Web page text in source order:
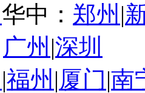
华中： 郑州 |
广州 |深圳
|福州 |厦门|南